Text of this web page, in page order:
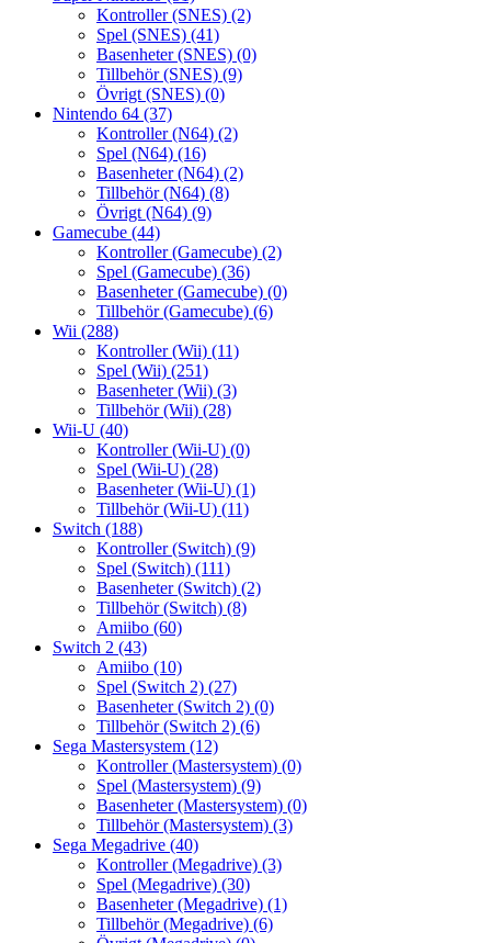
Kontroller (SNES) (2)
Spel (SNES) (41)
Basenheter (SNES) (0)
Tillbehör (SNES) (9)
Övrigt (SNES) (0)
Nintendo 64 (37)
Kontroller (N64) (2)
Spel (N64) (16)
Basenheter (N64) (2)
Tillbehör (N64) (8)
Övrigt (N64) (9)
Gamecube (44)
Kontroller (Gamecube) (2)
Spel (Gamecube) (36)
Basenheter (Gamecube) (0)
Tillbehör (Gamecube) (6)
Wii (288)
Kontroller (Wii) (11)
Spel (Wii) (251)
Basenheter (Wii) (3)
Tillbehör (Wii) (28)
Wii-U (40)
Kontroller (Wii-U) (0)
Spel (Wii-U) (28)
Basenheter (Wii-U) (1)
Tillbehör (Wii-U) (11)
Switch (188)
Kontroller (Switch) (9)
Spel (Switch) (111)
Basenheter (Switch) (2)
Tillbehör (Switch) (8)
Amiibo (60)
Switch 2 (43)
Amiibo (10)
Spel (Switch 2) (27)
Basenheter (Switch 2) (0)
Tillbehör (Switch 2) (6)
Sega Mastersystem (12)
Kontroller (Mastersystem) (0)
Spel (Mastersystem) (9)
Basenheter (Mastersystem) (0)
Tillbehör (Mastersystem) (3)
Sega Megadrive (40)
Kontroller (Megadrive) (3)
Spel (Megadrive) (30)
Basenheter (Megadrive) (1)
Tillbehör (Megadrive) (6)